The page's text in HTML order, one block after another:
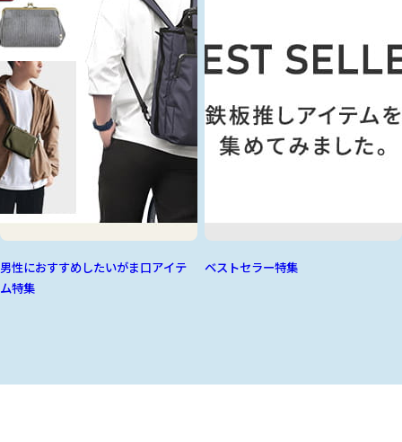
男性におすすめしたいがま口アイテ
ム特集
ベストセラー特集